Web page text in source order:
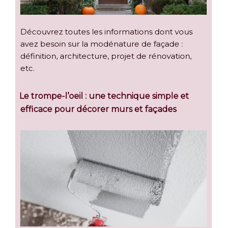
Découvrez toutes les informations dont vous
avez besoin sur la modénature de façade :
définition, architecture, projet de rénovation,
etc.
Le trompe-l’oeil : une technique simple et
efficace pour décorer murs et façades